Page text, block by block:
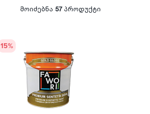
მოიძებნა 57პროდუქტი
15%